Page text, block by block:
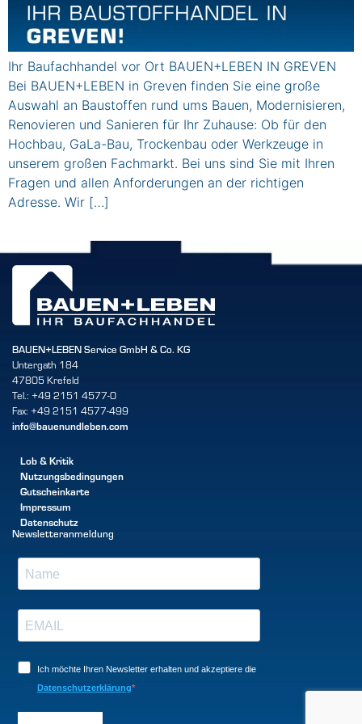
Ihr Baufachhandel vor Ort BAUEN+LEBEN IN GREVEN
Bei BAUEN+LEBEN in Greven finden Sie eine große
Auswahl an Baustoffen rund ums Bauen, Modernisieren,
Renovieren und Sanieren für Ihr Zuhause: Ob für den
Hochbau, GaLa-Bau, Trockenbau oder Werkzeuge in
unserem großen Fachmarkt. Bei uns sind Sie mit Ihren
Fragen und allen Anforderungen an der richtigen
Adresse. Wir […]
BAUEN+LEBEN Service GmbH & Co. KG
Untergath 184
47805 Krefeld
Tel.: +49 2151 4577-0
Fax: +49 2151 4577-499
info@bauenundleben.com
Lob & Kritik
Nutzungsbedingungen
Gutscheinkarte
Impressum
Datenschutz
Newsletteranmeldung
Ich möchte Ihren Newsletter erhalten und akzeptiere die
Datenschutzerklärung